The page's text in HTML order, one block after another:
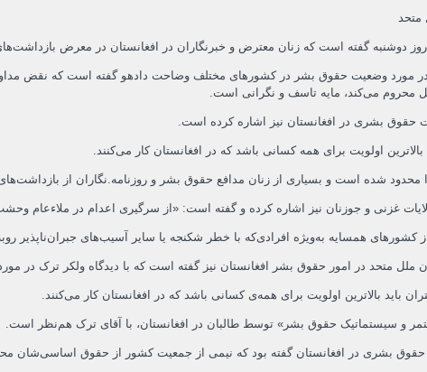
دوشنبه گفته است که زنان معترض و خبرنگاران در افغانستان در معرض
۱۴ حوت) در بیانیه‌ای در مورد وضعیت حقوق بشر در کشورهای مختلف وضاحت دادهو گفته
می‌کند، مایه تاسف و نگرانی است.
حقوق بشری در افغانستان نیز اشاره کرده است.
اولویت برای همه کسانی باشد که در افغانستان کار می‌کنند.
محدود شده است و بسیاری از زنان مدافع حقوق بشر و روزنامه.نگاران از
غزنی و جوزنان نیز اشاره کرده و گفته است: «از سرگیری اعدام در ملاءعام
کشورهای همسایه به‌ویژه افرادی‌که با خطر شکنجه یا سایر آسیب‌های جبران‌ناپذیر
ملل متحد در امور حقوق بشر افغانستان نیز گفته است که با دیدگاه ولکر ترک در
باید بالاترین اولویت برای همه‌ی کسانی باشد که در افغانستان کار می‌کنند.
و سیستماتیک حقوق بشر» توسط طالبان در افغانستان، با آقای ترک هم‌نظر است.
حقوق بشری در افغانستان گفته بود که نیمی از جمعیت کشور از حقوق اساسی‌شان